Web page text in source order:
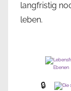
langfristig
leben.
🔒